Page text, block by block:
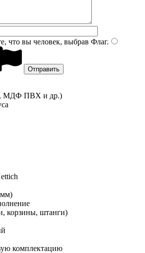
что вы человек, выбрав Флаг.
МДФ ПВХ и др.)
корзины, штанги)
комплектацию